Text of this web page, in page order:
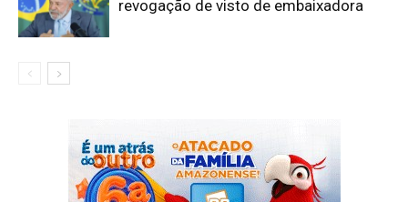
revogação de visto de embaixadora